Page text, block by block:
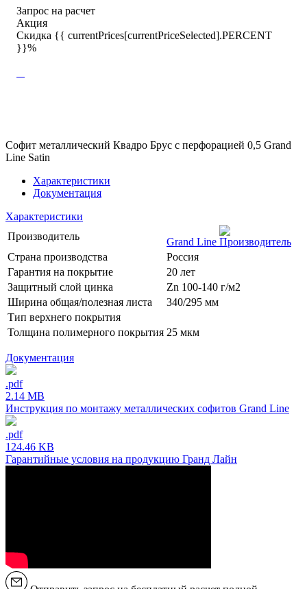
Запрос на расчет
Акция
Скидка {{ currentPrices[currentPriceSelected].PERCENT
}}%
Софит металлический Квадро Брус с перфорацией 0,5 Grand
Line Satin
Характеристики
Документация
Характеристики
Производитель
Grand Line
Страна производства
Россия
Гарантия на покрытие
20 лет
Защитный слой цинка
Zn 100-140 г/м2
Ширина общая/полезная листа
340/295 мм
Тип верхнего покрытия
Толщина полимерного покрытия 25 мкм
Документация
.pdf
2.14 MB
Инструкция по монтажу металлических софитов Grand Line
.pdf
124.46 KB
Гарантийные условия на продукцию Гранд Лайн